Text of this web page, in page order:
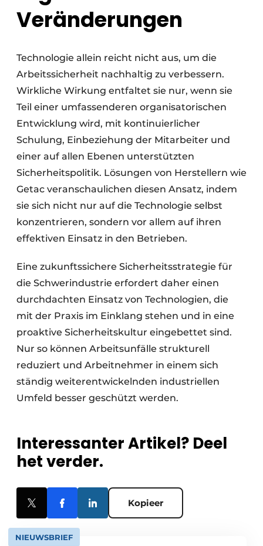
Veränderungen
Technologie allein reicht nicht aus, um die
Arbeitssicherheit nachhaltig zu verbessern.
Wirkliche Wirkung entfaltet sie nur, wenn sie
Teil einer umfassenderen organisatorischen
Entwicklung wird, mit kontinuierlicher
Schulung, Einbeziehung der Mitarbeiter und
einer auf allen Ebenen unterstützten
Sicherheitspolitik. Lösungen von Herstellern wie
Getac veranschaulichen diesen Ansatz, indem
sie sich nicht nur auf die Technologie selbst
konzentrieren, sondern vor allem auf ihren
effektiven Einsatz in den Betrieben.
Eine zukunftssichere Sicherheitsstrategie für
die Schwerindustrie erfordert daher einen
durchdachten Einsatz von Technologien, die
mit der Praxis im Einklang stehen und in eine
proaktive Sicherheitskultur eingebettet sind.
Nur so können Arbeitsunfälle strukturell
reduziert und Arbeitnehmer in einem sich
ständig weiterentwickelnden industriellen
Umfeld besser geschützt werden.
Interessanter Artikel? Deel
het verder.
Kopieer
NIEUWSBRIEF